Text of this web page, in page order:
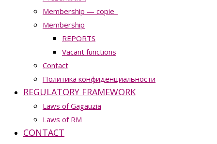
Membership — copie_
Membership
REPORTS
Vacant functions
Contact
Политика конфиденциальности
REGULATORY FRAMEWORK
Laws of Gagauzia
Laws of RM
CONTACT